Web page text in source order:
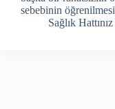
sebebinin
Sağlık Hattınız